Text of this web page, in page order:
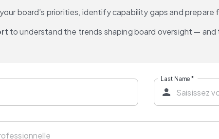
board’s priorities, identify capability gaps and
to understand the trends shaping board oversight —
Last Name *